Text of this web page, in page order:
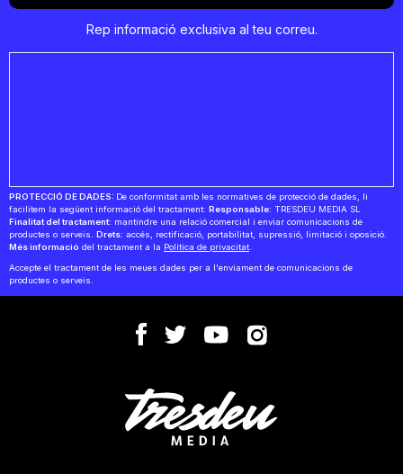
Rep informació exclusiva al teu correu.
PROTECCIÓ DE DADES: De conformitat amb les normatives de protecció de dades, li
facilitem la següent informació del tractament: Responsable: TRESDEU MEDIA SL
Finalitat del tractament: mantindre una relació comercial i enviar comunicacions de
productes o serveis. Drets: accés, rectificació, portabilitat, supressió, limitació i oposició.
Més informació del tractament a la Política de privacitat
Accepte el tractament de les meues dades per a l'enviament de comunicacions de
productes o serveis.